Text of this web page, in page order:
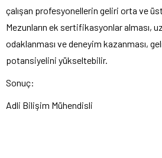
çalışan profesyonellerin geliri orta ve üst
Mezunların ek sertifikasyonlar alması,
odaklanması ve deneyim kazanması,
potansiyelini yükseltebilir.
Sonuç:
Adli Bilişim Mühendisli